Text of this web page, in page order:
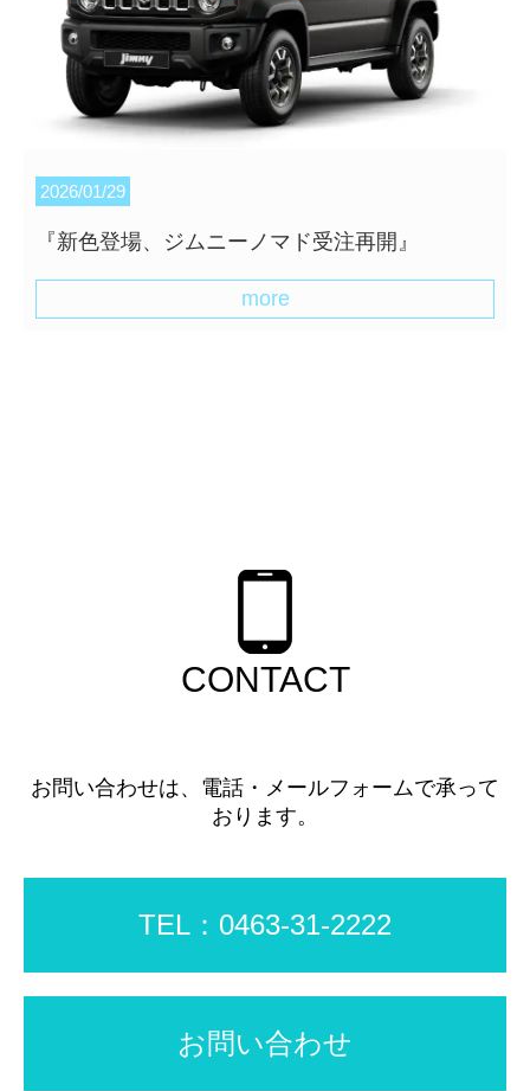
2026/01/29
『新色登場、ジムニーノマド受注再開』
more
CONTACT
お問い合わせは、電話・メールフォームで承って
おります。
TEL：0463-31-2222
お問い合わせ